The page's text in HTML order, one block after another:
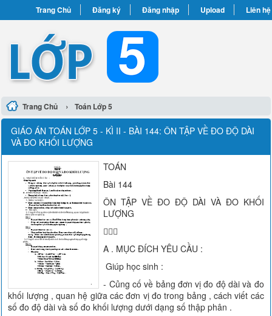
Trang Chủ Đăng ký Đăng nhập Upload Liên hệ
Trang Chủ › Toán Lớp 5
GIÁO ÁN TOÁN LỚP 5 - KÌ II - BÀI 144: ÔN TẬP VỀ ĐO ĐỘ DÀI
VÀ ĐO KHỐI LƯỢNG
TOÁN
Bài 144
ÔN TẬP VỀ ĐO ĐỘ DÀI VÀ ĐO KHỐI
LƯỢNG

A . MỤC ĐÍCH YÊU CẦU :
Giúp học sinh :
- Củng cố về bảng đơn vị đo độ dài và đo
khối lượng , quan hệ giữa các đơn vị đo trong bảng , cách viết các
số đo độ dài và số đo khối lượng dưới dạng số thập phân .